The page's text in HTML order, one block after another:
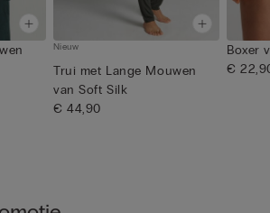
Nieuw
Trui met Lange Mouwen
van Soft Silk
€ 44,90
Boxer
€